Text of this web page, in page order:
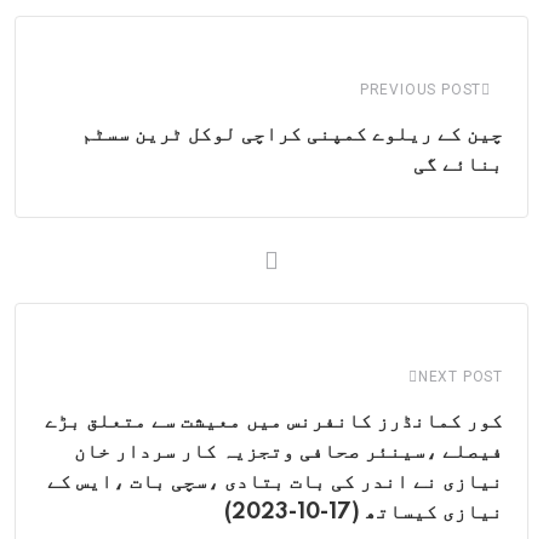
PREVIOUS POST
چین کے ریلوے کمپنی کراچی لوکل ٹرین سسٹم
بنائے گی
NEXT POST
کور کمانڈرز کانفرنس میں معیشت سے متعلق بڑے
فیصلے ،سینئر صحافی وتجزیہ کار سردار خان
نیازی نے اندر کی بات بتادی ،سچی بات ،ایس کے
نیازی کیساتھ (17-10-2023)